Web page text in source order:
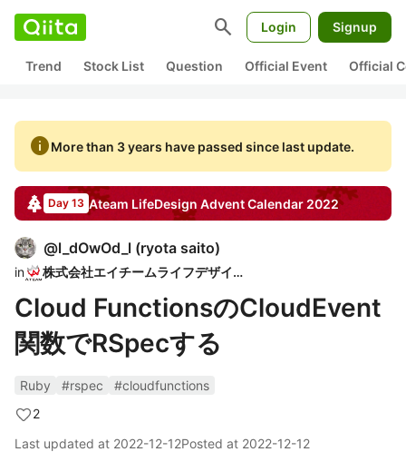
search Login Signup
Trend Stock List Question Official Event Official
infoMore than 3 years have passed since last update.
Day 13 Ateam LifeDesign Advent Calendar 2022
@l_dOwOd_l (ryota saito)
in 株式会社エイチームライフデザイン
Cloud FunctionsのCloudEvent
関数でRSpecする
Ruby #rspec
#cloudfunctions
2
Last updated at 2022-12-12Posted at 2022-12-12